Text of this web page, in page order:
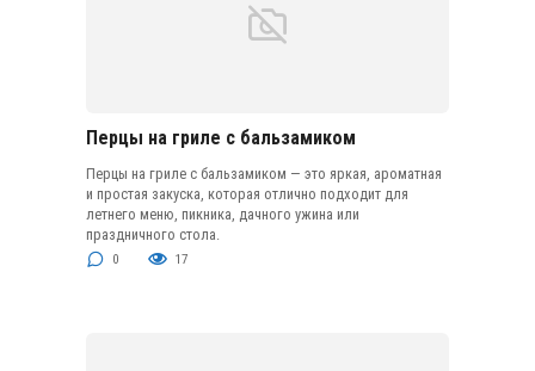
Перцы на гриле с бальзамиком
Перцы на гриле с бальзамиком — это яркая, ароматная
и простая закуска, которая отлично подходит для
летнего меню, пикника, дачного ужина или
праздничного стола.
0 17